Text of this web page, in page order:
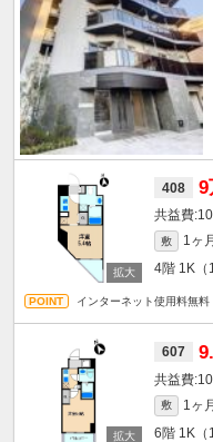
408 9
敷 1ヶ月
4階 1K（
インターネット使用料無料
607
敷 1ヶ
6階 1K（